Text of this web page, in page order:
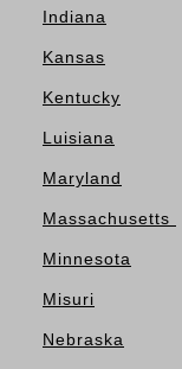
Indiana
Kansas
Kentucky
Luisiana
Maryland
Massachusetts
Minnesota
Misuri
Nebraska